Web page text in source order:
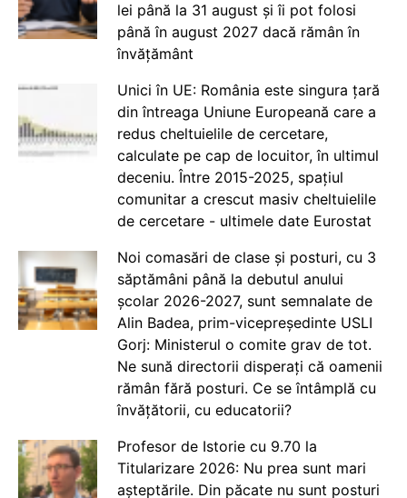
lei până la 31 august și îi pot folosi
până în august 2027 dacă rămân în
învățământ
Unici în UE: România este singura țară
din întreaga Uniune Europeană care a
redus cheltuielile de cercetare,
calculate pe cap de locuitor, în ultimul
deceniu. Între 2015-2025, spațiul
comunitar a crescut masiv cheltuielile
de cercetare - ultimele date Eurostat
Noi comasări de clase și posturi, cu 3
săptămâni până la debutul anului
școlar 2026-2027, sunt semnalate de
Alin Badea, prim-vicepreședinte USLI
Gorj: Ministerul o comite grav de tot.
Ne sună directorii disperați că oamenii
rămân fără posturi. Ce se întâmplă cu
învățătorii, cu educatorii?
Profesor de Istorie cu 9.70 la
Titularizare 2026: Nu prea sunt mari
așteptările. Din păcate nu sunt posturi